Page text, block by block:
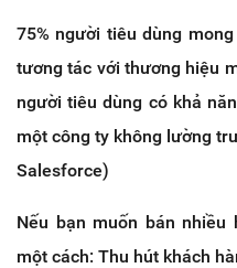
75% người tiêu dùng
tương tác với thương hiệu
người tiêu dùng có khả
một công ty không lường
Salesforce)
Nếu bạn muốn bán nhiều
một cách: Thu hút khách